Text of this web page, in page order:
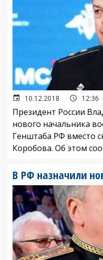
10.12.2018 12:36
Президент России
нового начальника
Генштаба РФ вместо
Коробова. Об этом
В РФ назначили